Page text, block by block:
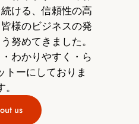
ける、信頼性の高
様のビジネスの発
努めてきました。
わかりやすく・ら
トーにしておりま
。
us